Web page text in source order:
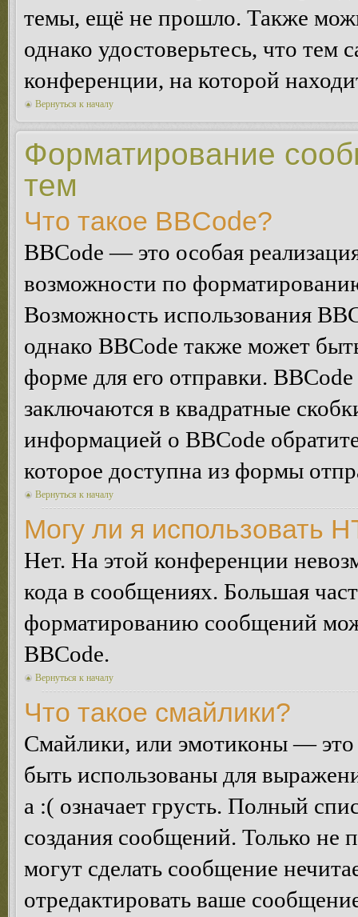
темы, ещё не прошло. Также
однако удостоверьтесь, что
конференции, на которой
Вернуться к началу
Форматирование
тем
Что такое BBCode?
BBCode — это особая
возможности по
Возможность использования
однако BBCode также может
форме для его отправки.
заключаются в квадратные
информацией о BBCode
которое доступна из формы
Вернуться к началу
Могу ли я использовать
Нет. На этой конференции
кода в сообщениях. Большая
форматированию сообщений
BBCode.
Вернуться к началу
Что такое смайлики?
Смайлики, или эмотиконы — это
быть использованы для
а :( означает грусть. Полный
создания сообщений. Только не
могут сделать сообщение
отредактировать ваше